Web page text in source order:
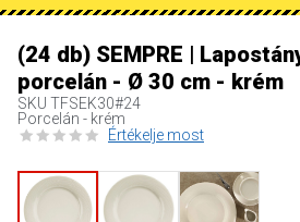
(24 db) SEMPRE |
porcelán - Ø 30 cm - krém
SKU TFSEK30#24
Porcelán - krém
Értékelje most